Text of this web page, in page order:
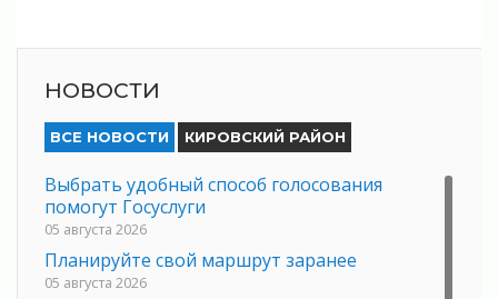
НОВОСТИ
ВСЕ НОВОСТИ КИРОВСКИЙ РАЙОН
Выбрать удобный способ голосования
помогут Госуслуги
05 августа 2026
Планируйте свой маршрут заранее
05 августа 2026